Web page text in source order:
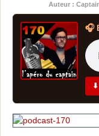
Auteur :
🎧